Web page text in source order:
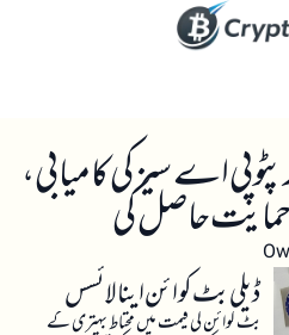
پی اے سیز کی کامیابی،
حاصل کی
ڈیلی بٹ کوائن اینالائسس
بٹ کوائن کی قیمت میں محتاط بہتری کے